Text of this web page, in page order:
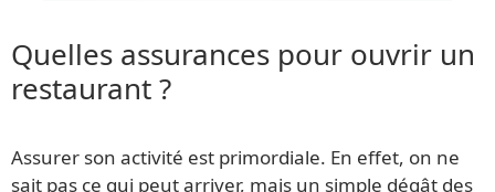
Quelles assurances pour ouvrir un
restaurant ?
Assurer son activité est primordiale. En effet, on ne
sait pas ce qui peut arriver, mais un simple dégât des